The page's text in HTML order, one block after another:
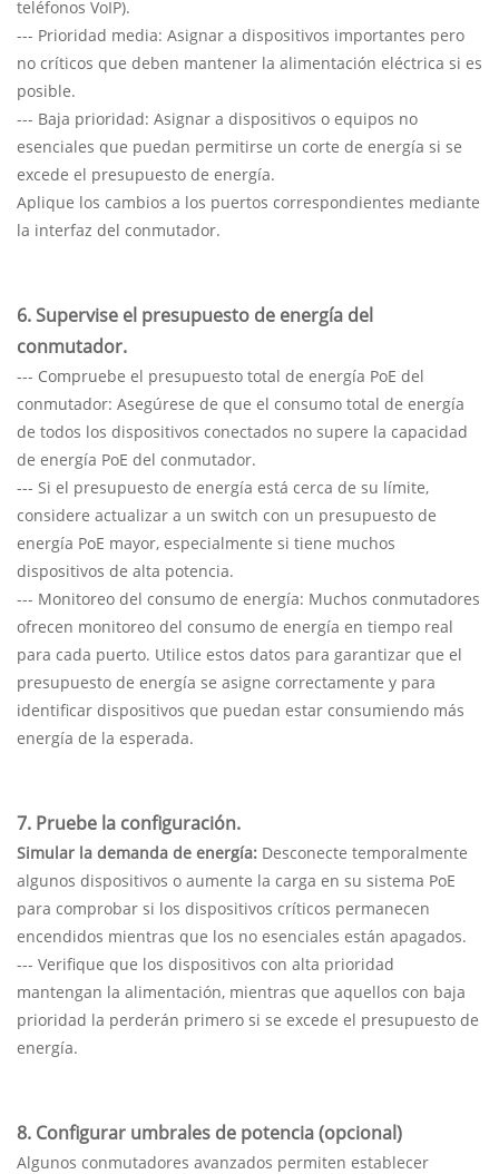
teléfonos VoIP).
--- Prioridad media: Asignar a dispositivos importantes pero
no críticos que deben mantener la alimentación eléctrica si es
posible.
--- Baja prioridad: Asignar a dispositivos o equipos no
esenciales que puedan permitirse un corte de energía si se
excede el presupuesto de energía.
Aplique los cambios a los puertos correspondientes mediante
la interfaz del conmutador.
6. Supervise el presupuesto de energía del
conmutador.
--- Compruebe el presupuesto total de energía PoE del
conmutador: Asegúrese de que el consumo total de energía
de todos los dispositivos conectados no supere la capacidad
de energía PoE del conmutador.
--- Si el presupuesto de energía está cerca de su límite,
considere actualizar a un switch con un presupuesto de
energía PoE mayor, especialmente si tiene muchos
dispositivos de alta potencia.
--- Monitoreo del consumo de energía: Muchos conmutadores
ofrecen monitoreo del consumo de energía en tiempo real
para cada puerto. Utilice estos datos para garantizar que el
presupuesto de energía se asigne correctamente y para
identificar dispositivos que puedan estar consumiendo más
energía de la esperada.
7. Pruebe la configuración.
Simular la demanda de energía: Desconecte temporalmente
algunos dispositivos o aumente la carga en su sistema PoE
para comprobar si los dispositivos críticos permanecen
encendidos mientras que los no esenciales están apagados.
--- Verifique que los dispositivos con alta prioridad
mantengan la alimentación, mientras que aquellos con baja
prioridad la perderán primero si se excede el presupuesto de
energía.
8. Configurar umbrales de potencia (opcional)
Algunos conmutadores avanzados permiten establecer